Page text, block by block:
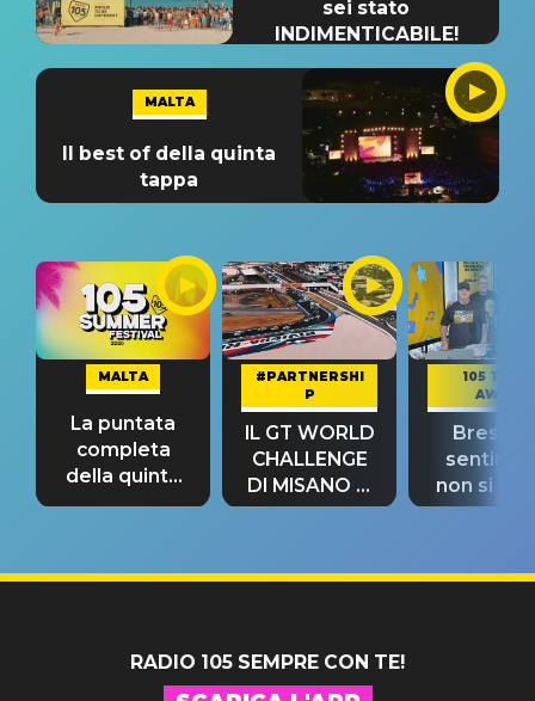
sei stato
INDIMENTICABILE!
MALTA
Il best of della quinta
tappa
MALTA
La puntata
completa
della quinta
tappa
#PARTNERSHI
P
IL GT WORLD
CHALLENGE
DI MISANO si
riconferma
105 TAKE
AWAY
Bresh:
non si
fino alla
RADIO 105 SEMPRE CON TE!